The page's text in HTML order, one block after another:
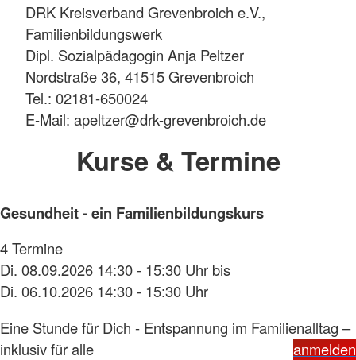
DRK Kreisverband Grevenbroich e.V.,
Familienbildungswerk
Dipl. Sozialpädagogin Anja Peltzer
Nordstraße 36, 41515 Grevenbroich
Tel.: 02181-650024
E-Mail: apeltzer@drk-grevenbroich.de
Kurse & Termine
Gesundheit - ein Familienbildungskurs
4 Termine
Di. 08.09.2026 14:30 - 15:30 Uhr bis
Di. 06.10.2026 14:30 - 15:30 Uhr
Eine Stunde für Dich - Entspannung im Familienalltag –
inklusiv für alle
anmelden